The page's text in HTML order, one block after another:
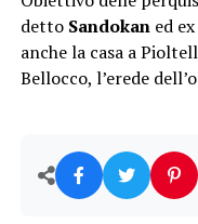
detto Sandokaned
anche la casa a
Bellocco, l’erede